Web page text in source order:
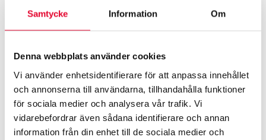
Samtycke Information Om
Denna webbplats använder cookies
Vi använder enhetsidentifierare för att anpassa innehållet
och annonserna till användarna, tillhandahålla funktioner
för sociala medier och analysera vår trafik. Vi
vidarebefordrar även sådana identifierare och annan
information från din enhet till de sociala medier och
Relaterade produkter